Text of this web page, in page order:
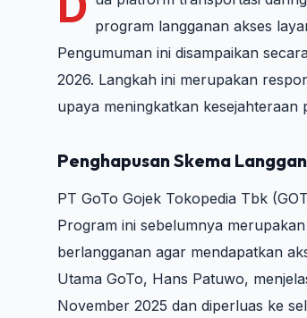
program langganan akses
Pengumuman ini disampaikan
2026. Langkah ini merupakan
upaya meningkatkan kesejahteraan
Penghapusan Skema
PT GoTo Gojek Tokopedia Tbk
Program ini sebelumnya
berlangganan agar mendapatkan
Utama GoTo, Hans Patuwo,
November 2025 dan diperluas ke